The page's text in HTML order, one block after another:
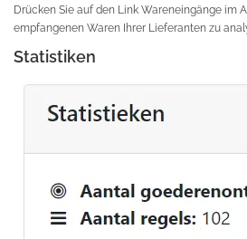
Drücken Sie auf den Link Wareneingänge im
empfangenen Waren Ihrer Lieferanten zu
Statistiken